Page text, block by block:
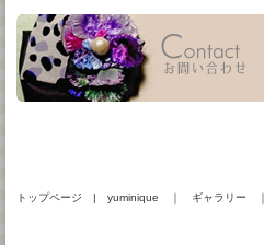
トップページ | yuminique ｜ ギャラリー